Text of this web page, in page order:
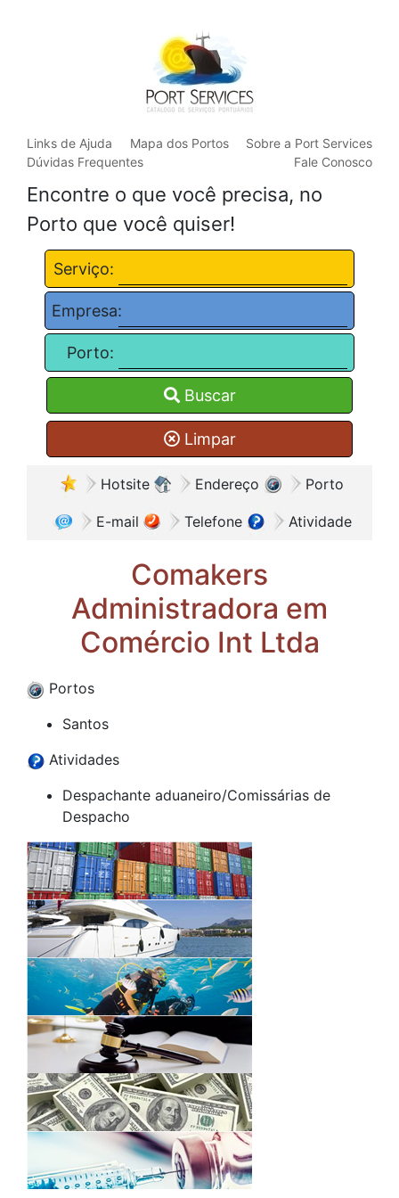
Links de Ajuda Mapa dos Portos
Sobre a Port Services
Dúvidas Frequentes
Fale Conosco
Encontre o que você precisa, no
Porto que você quiser!
Serviço:
Empresa:
Porto:
Buscar
Limpar
Hotsite Endereço Porto
E-mail Telefone Atividade
Comakers
Administradora em
Comércio Int Ltda
Portos
Santos
Atividades
Despachante aduaneiro/Comissárias de
Despacho